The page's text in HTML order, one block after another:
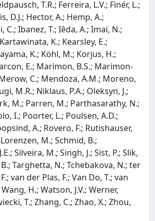
T.R.; Ferreira, L.V.; Finér, L.;
D.J.; Hector, A.; Hemp, A.;
Ibanez, T.; Iêda, A.; Imai, N.;
K.; Kearsley, E.;
K.; Köhl, M.; Korjus, H.;
E.; Marimon, B.S.; Marimon-
C.; Mendoza, A.M.; Moreno,
M.R.; Niklaus, P.A.; Oleksyn, J.;
M.; Parren, M.; Parthasarathy, N.;
I.; Poorter, L.; Poulsen, A.D.;
A.; Rovero, F.; Rutishauser,
M.; Schmid, B.;
Silveira, M.; Singh, J.; Sist, P.; Slik,
Targhetta, N.; Tchebakova, N.; ter
van der Plas, F.; Van Do, T.; van
H.; Watson, J.V.; Werner,
T.; Zhang, C.; Zhao, X.; Zhou,